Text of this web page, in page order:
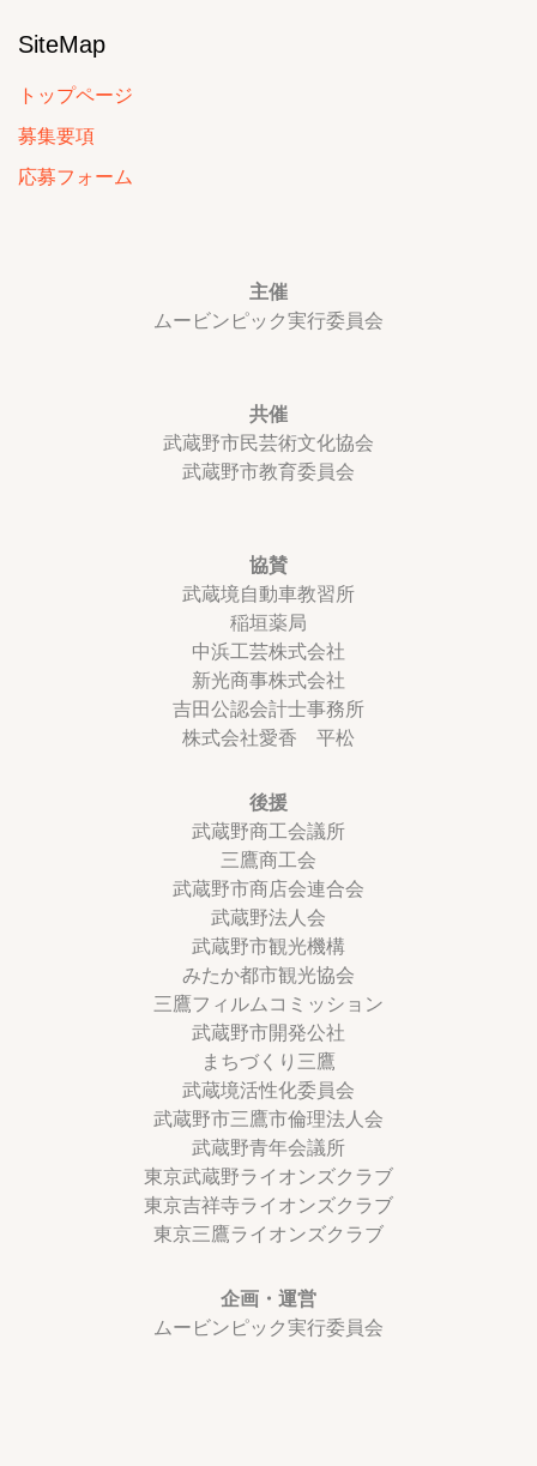
SiteMap
トップページ
募集要項
応募フォーム
主催
ムービンピック実行委員会
共催
武蔵野市民芸術文化協会
武蔵野市教育委員会
協賛
武蔵境自動車教習所
稲垣薬局
中浜工芸株式会社
新光商事株式会社
吉田公認会計士事務所
株式会社愛香 平松
後援
武蔵野商工会議所
三鷹商工会
武蔵野市商店会連合会
武蔵野法人会
武蔵野市観光機構
みたか都市観光協会
三鷹フィルムコミッション
武蔵野市開発公社
まちづくり三鷹
武蔵境活性化委員会
武蔵野市三鷹市倫理法人会
武蔵野青年会議所
東京武蔵野ライオンズクラブ
東京吉祥寺ライオンズクラブ
東京三鷹ライオンズクラブ
企画・運営
ムービンピック実行委員会